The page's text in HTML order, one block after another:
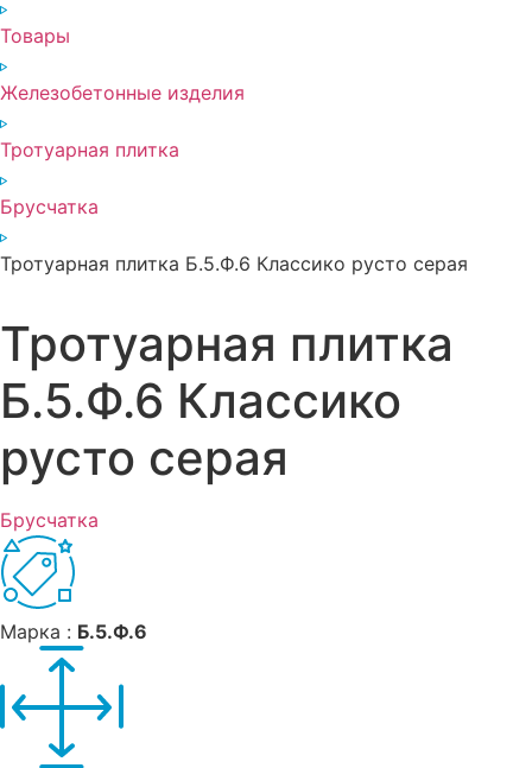
Товары
Железобетонные изделия
Тротуарная плитка
Брусчатка
Тротуарная плитка Б.5.Ф.6 Классико русто серая
Тротуарная плитка
Б.5.Ф.6 Классико
русто серая
Брусчатка
Марка : Б.5.Ф.6